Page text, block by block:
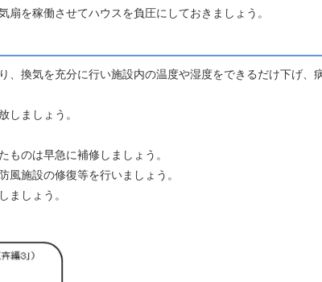
を稼働させてハウスを負圧にしておきましょう。
、換気を充分に行い施設内の温度や湿度をできるだけ下げ、
しましょう。
ものは早急に補修しましょう。
施設の修復等を行いましょう。
ましょう。